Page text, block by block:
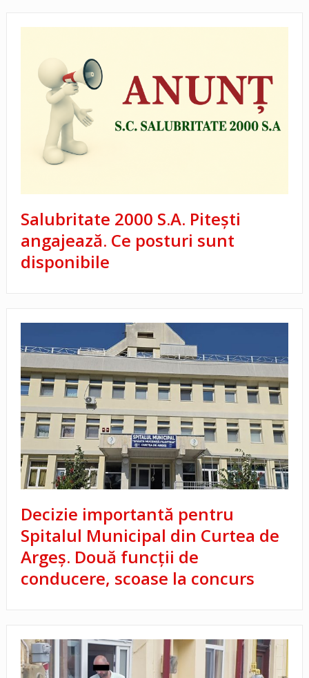
Salubritate 2000 S.A. Pitești
angajează. Ce posturi sunt
disponibile
Decizie importantă pentru
Spitalul Municipal din Curtea de
Argeș. Două funcții de
conducere, scoase la concurs